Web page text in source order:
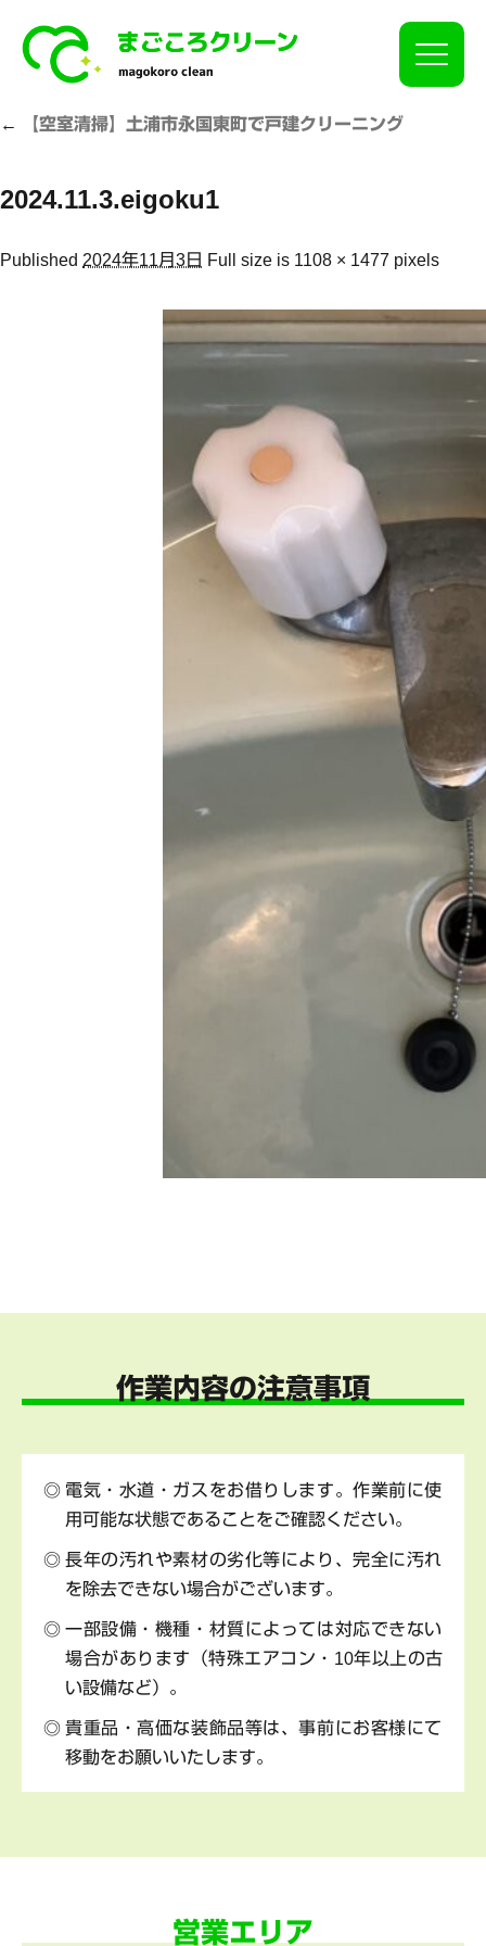
Click
← 【空室清掃】土浦市永国東町で戸建クリーニング
2024.11.3.eigoku1
Published 2024年11月3日 Full size is 1108 × 1477 pixels
作業内容の注意事項
電気・水道・ガスをお借りします。作業前に使
用可能な状態であることをご確認ください。
長年の汚れや素材の劣化等により、完全に汚れ
を除去できない場合がございます。
一部設備・機種・材質によっては対応できない
場合があります（特殊エアコン・10年以上の古
い設備など）。
貴重品・高価な装飾品等は、事前にお客様にて
移動をお願いいたします。
営業エリア